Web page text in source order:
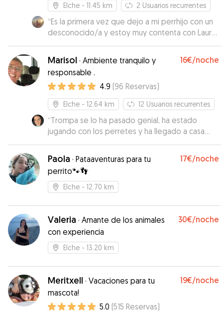
Elche - 11.45 km 2 Usuarios recurrentes
“Es la primera vez que dejo a mi perrhijo con un
desconocido/a y estoy muy contenta con Laura.
Muy simpática, puntual y atenta, me ha
transmitodo confianza en todo momento.
Repetiría sin duda.”
Marisol · Ambiente tranquilo y
responsable .
16€/noche
4.9 (96 Reservas)
Elche - 12.64 km 12 Usuarios recurrentes
“Trompa se lo ha pasado genial, ha estado
jugando con los perretes y ha llegado a casa
super contenta.”
Paola · Pataaventuras para tu
perrito🐾👣
17€/noche
Elche - 12.70 km
Valeria · Amante de los animales
con experiencia
30€/noche
Elche - 13.20 km
Meritxell · Vacaciones para tu
mascota!
19€/noche
5.0 (515 Reservas)